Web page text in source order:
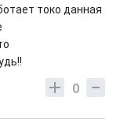
токо данная
0